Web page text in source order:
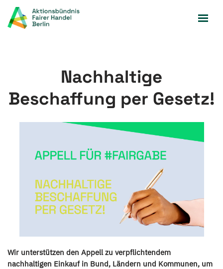
Zum
Nachhaltige
Beschaffung per Gesetz!
Wir unterstützen den Appell zu verpflichtendem
nachhaltigen Einkauf in Bund, Ländern und Kommunen, um